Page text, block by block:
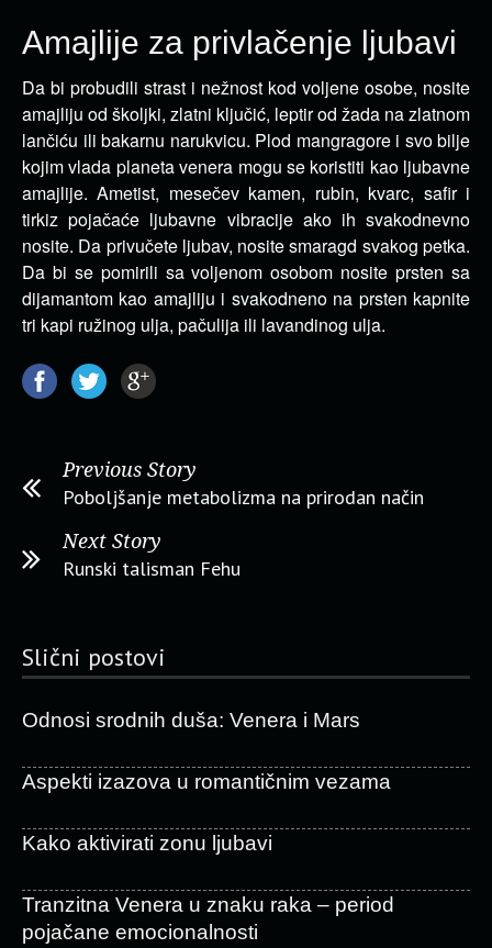
Amajlije za privlačenje ljubavi
Da bi probudili strast i nežnost kod voljene osobe, nosite
amajliju od školjki, zlatni ključić, leptir od žada na zlatnom
lančiću ili bakarnu narukvicu. Plod mangragore i svo bilje
kojim vlada planeta venera mogu se koristiti kao ljubavne
amajlije. Ametist, mesečev kamen, rubin, kvarc, safir i
tirkiz pojačaće ljubavne vibracije ako ih svakodnevno
nosite. Da privučete ljubav, nosite smaragd svakog petka.
Da bi se pomirili sa voljenom osobom nosite prsten sa
dijamantom kao amajliju i svakodneno na prsten kapnite
tri kapi ružinog ulja, pačulija ili lavandinog ulja.
Previous Story
Poboljšanje metabolizma na prirodan način
Next Story
Runski talisman Fehu
Slični postovi
Odnosi srodnih duša: Venera i Mars
Aspekti izazova u romantičnim vezama
Kako aktivirati zonu ljubavi
Tranzitna Venera u znaku raka – period
pojačane emocionalnosti